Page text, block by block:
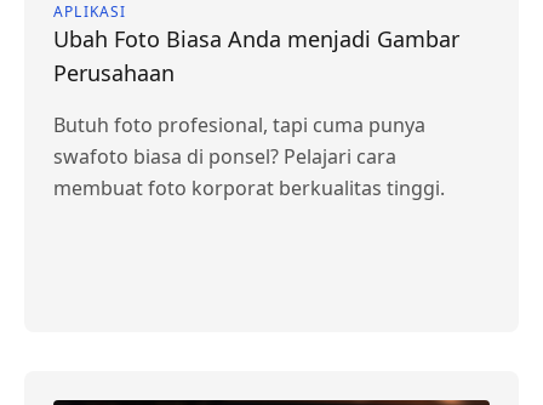
APLIKASI
Ubah Foto Biasa Anda menjadi Gambar
Perusahaan
Butuh foto profesional, tapi cuma punya
swafoto biasa di ponsel? Pelajari cara
membuat foto korporat berkualitas tinggi.